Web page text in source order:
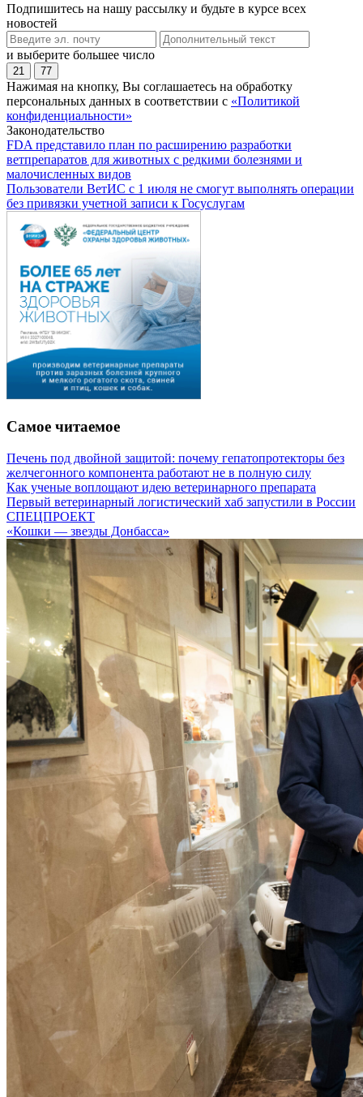
Подпишитесь на нашу рассылку и будьте в курсе всех
новостей
и выберите большее число
21 77
Нажимая на кнопку, Вы соглашаетесь на обработку
персональных данных в соответствии с «Политикой
конфиденциальности»
Законодательство
FDA представило план по расширению разработки
ветпрепаратов для животных с редкими болезнями и
малочисленных видов
Пользователи ВетИС с 1 июля не смогут выполнять операции
без привязки учетной записи к Госуслугам
Самое читаемое
Печень под двойной защитой: почему гепатопротекторы без
желчегонного компонента работают не в полную силу
Как ученые воплощают идею ветеринарного препарата
Первый ветеринарный логистический хаб запустили в России
СПЕЦПРОЕКТ
«Кошки — звезды Донбасса»